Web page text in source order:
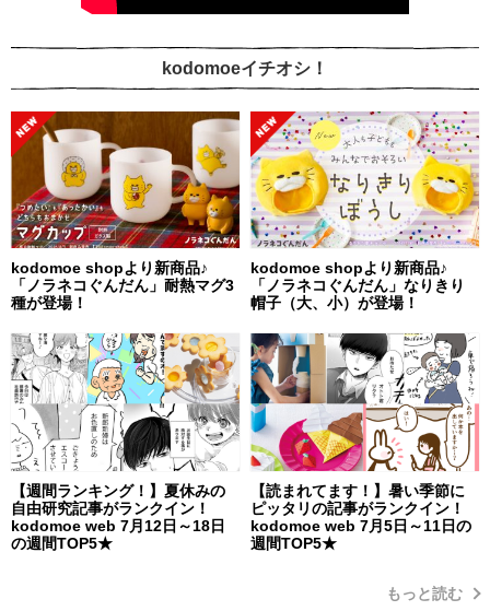
kodomoeイチオシ！
kodomoe shopより新商品♪
「ノラネコぐんだん」耐熱マグ3
種が登場！
kodomoe shopより新商品♪
「ノラネコぐんだん」なりきり
帽子（大、小）が登場！
【週間ランキング！】夏休みの
自由研究記事がランクイン！
kodomoe web 7月12日～18日
の週間TOP5★
【読まれてます！】暑い季節に
ピッタリの記事がランクイン！
kodomoe web 7月5日～11日の
週間TOP5★
もっと読む